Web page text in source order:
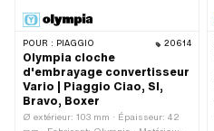
POUR : PIAGGIO 20614
Olympia cloche
d'embrayage convertisseur
Vario | Piaggio Ciao, SI,
Bravo, Boxer
Ø extérieur: 103 mm · Épaisseur: 42